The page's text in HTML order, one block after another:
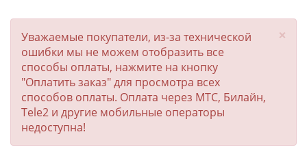
×
Уважаемые покупатели, из-за технической
ошибки мы не можем отобразить все
способы оплаты, нажмите на кнопку
"Оплатить заказ" для просмотра всех
способов оплаты. Оплата через МТС, Билайн,
Tele2 и другие мобильные операторы
недоступна!